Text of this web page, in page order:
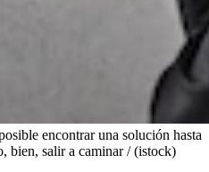
encontrar una solución hasta
bien, salir a caminar / (istock)